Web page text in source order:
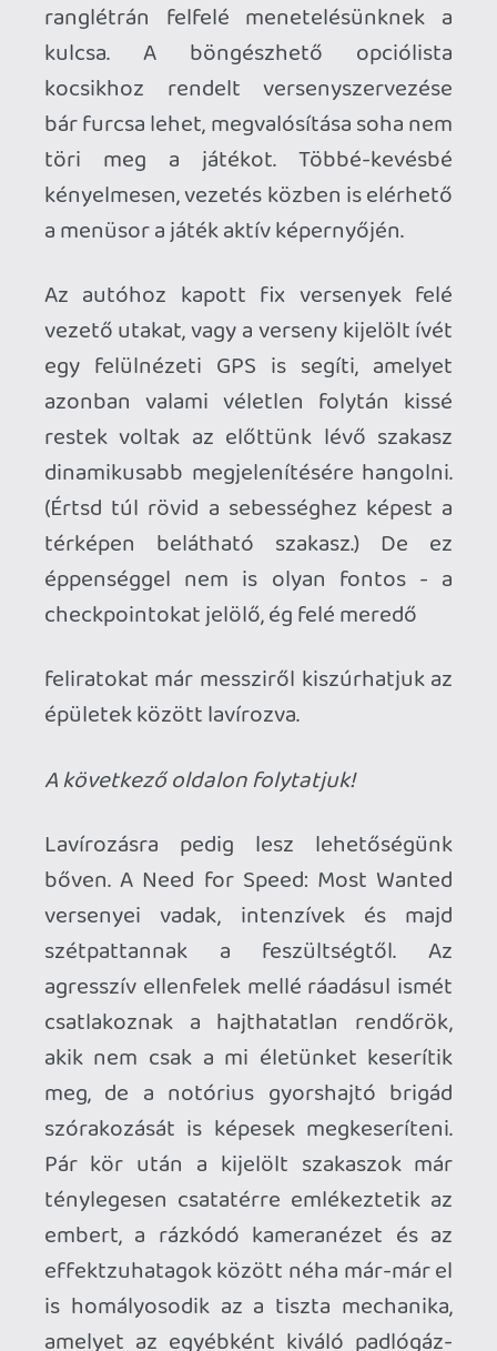
is homályosodik az a tiszta mechanika,
amelyet az egyébként kiváló padlógáz-
fék-drift vezérlésmodell tükröz. Hiába,
Need for Speed névvel nem lehet
kihagyni a lencse effektust, az arcunkba
fröccsenő szikrazuhatagot és azt a
benzingiccset, amit csak egy autós
versenyjátékba bele lehet pakolni. A
paraszt vakul, a játék grafikusai pedig
utolsó utáni látványfokozót is sikerült
belegyömöszölniük a prezentációba.
A látványelemek egymásra zsúfolása
persze ez esetben nem azért fontos,
hogy a részleteket kitakarja. Sőt,
Fairhaven épületei, hegyoldalai és az
utakat maguk alá daráló autók modelljei
csodálatosan kidolgozott, aprólékos
munka bizonyítékai. A versenyek előtt
izgalmasan pásztázó kamerák járják be a
szakaszokat, egyfajta felvezetésként. A
“főnökök” autóit szemkápráztató
felvezetőkben... az embernek tényleg
leesik az álla, hogy micsoda ötletek
potyognak a guildfordi kreatívok agyából.
Skrillextől a Muse-ig bezárólag kizárólag
járgányok kerekeit.
Plusz, ahogy az első Most Wanted csak
éppen kóstolgatta az X360 erejét, úgy
Criterionék játéka már a jelen generációs
gépek határait ostromolja. Ez meg is
látszik a teljesítményen, hiszen néha
(jellemzően streamelésnél) be-be
döccen a kép 360-on, a PC-s verzión
viszont még jobban érződik az
optimalizáció hanyagsága. Ha valaki 60
FPS közelében szeretné játszani PC-n a
Most Wanted-et, akkor csúcskategóriás
vasat kell a játék alá rántani, néhány apró
kompromisszummal (!) a grafikai opciók
között. A fórumokon már felmerült a
teljesítményfokozó-patch igénye,
remélhetőleg az EA meghallgatja majd a
rajongók elégedetlen panaszait.